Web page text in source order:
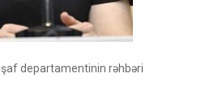
departamentinin rəhbəri